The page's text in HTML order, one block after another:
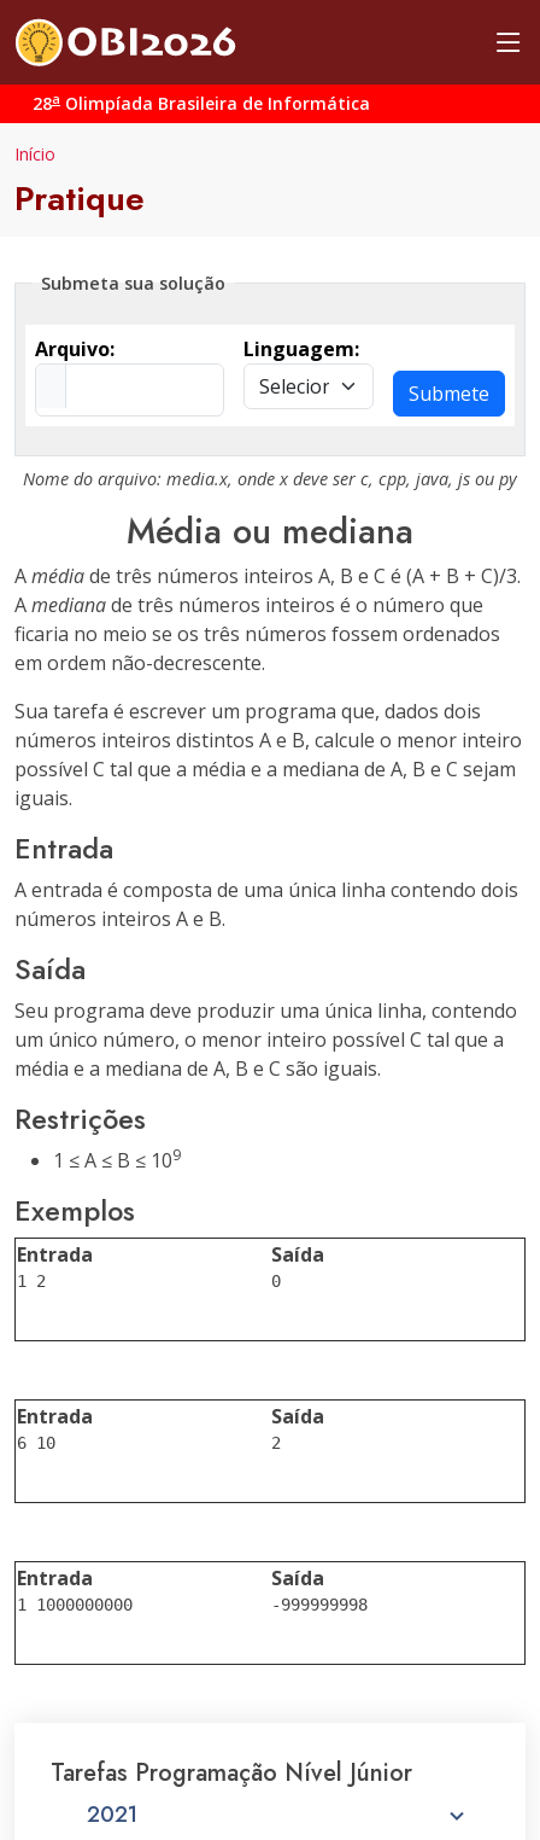
28a Olimpíada Brasileira de Informática
Início
Pratique
Submeta sua solução
Arquivo:
Linguagem:
Submete
Nome do arquivo: media.x, ondex deve ser c, cpp, java, js ou py
Média ou mediana
Amédiade três números inteiros A, B e C é (A + B + C)/3.
Amedianade três números inteiros é o número que
ficaria no meio se os três números fossem ordenados
em ordem não-decrescente.
Sua tarefa é escrever um programa que, dados dois
números inteiros distintos A e B, calcule o menor inteiro
possível C tal que a média e a mediana de A, B e C sejam
iguais.
Entrada
A entrada é composta de uma única linha contendo dois
números inteiros A e B.
Saída
Seu programa deve produzir uma única linha, contendo
um único número, o menor inteiro possível C tal que a
média e a mediana de A, B e C são iguais.
Restrições
1 ≤ A ≤ B ≤ 109
Exemplos
Entrada Saída
0
Entrada Saída
2
Entrada Saída
-999999998
Tarefas Programação Nível Júnior
2021